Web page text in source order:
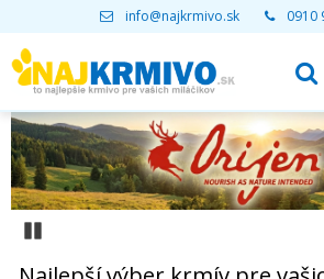
info@najkrmivo.sk 0910